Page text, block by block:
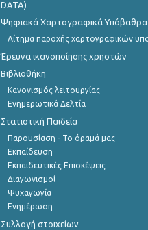
DATA)
Ψηφιακά Χαρτογραφικά Υπόβαθρα
Αίτημα παροχής χαρτογραφικών
Έρευνα ικανοποίησης χρηστών
Βιβλιοθήκη
Κανονισμός λειτουργίας
Ενημερωτικά Δελτία
Στατιστική Παιδεία
Παρουσίαση - Το όραμά μας
Εκπαίδευση
Εκπαιδευτικές Επισκέψεις
Διαγωνισμοί
Ψυχαγωγία
Ενημέρωση
Συλλογή στοιχείων